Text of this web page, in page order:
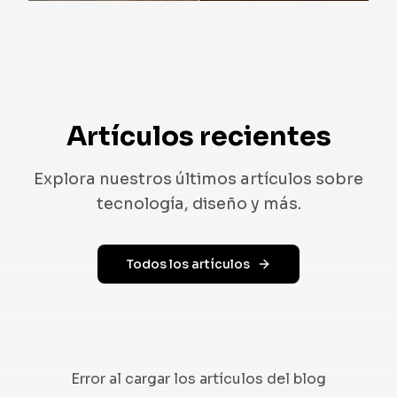
Artículos recientes
Explora nuestros últimos artículos sobre
tecnología, diseño y más.
Todos los artículos
Error al cargar los artículos del blog